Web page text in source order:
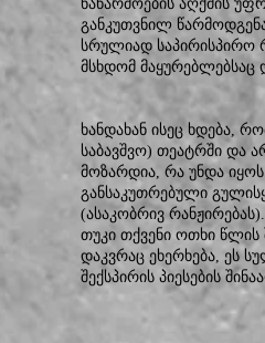
ნაწარმოების აღქმის
განკუთვნილ
სრულიად საპირისპირო
მსხდომ მაყურებლებსაც
ხანდახან ისეც ხდება,
საბავშვო) თეატრში და
მოზარდია, რა უნდა
განსაკუთრებული
(ასაკობრივ
თუკი თქვენი ოთხი წლის
დაკვრაც ეხერხება, ეს
შექსპირის პიესების